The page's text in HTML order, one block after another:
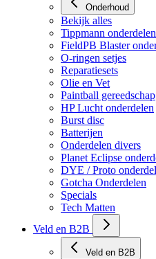
Onderhoud
Bekijk alles
Tippmann onderdelen
FieldPB Blaster
O-ringen setjes
Reparatiesets
Olie en Vet
Paintball gereedschap
HP Lucht onderdelen
Burst disc
Batterijen
Onderdelen divers
Planet Eclipse
DYE / Proto
Gotcha Onderdelen
Specials
Tech Matten
Veld en B2B
Veld en B2B